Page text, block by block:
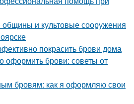
общины и культовые сооружения
покрасить брови дома
оформить брови: советы от
бровям: как я оформляю свои